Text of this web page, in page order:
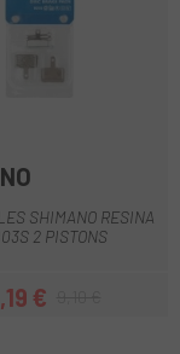
SHIMANO RESINA
2 PISTONS
Preu
€Preu regular